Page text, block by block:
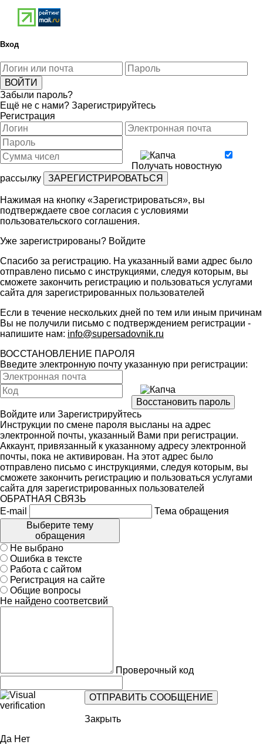
Вход
Забыли пароль?
Ещё не с нами? Зарегистрируйтесь
Регистрация
Получать новостную
рассылку
Нажимая на кнопку «Зарегистрироваться», вы
подтверждаете свое согласия с условиями
пользовательского соглашения.
Уже зарегистрированы? Войдите
Спасибо за регистрацию. На указанный вами адрес было
отправлено письмо с инструкциями, следуя которым, вы
сможете закончить регистрацию и пользоваться услугами
сайта для зарегистрированных пользователей
Если в течение нескольких дней по тем или иным причинам
Вы не получили письмо с подтверждением регистрации -
напишите нам: info@supersadovnik.ru
ВОССТАНОВЛЕНИЕ ПАРОЛЯ
Введите электронную почту указанную при регистрации:
Войдите или Зарегистрируйтесь
Инструкции по смене пароля высланы на адрес
электронной почты, указанный Вами при регистрации.
Аккаунт, привязанный к указанному адресу электронной
почты, пока не активирован. На этот адрес было
отправлено письмо с инструкциями, следуя которым, вы
сможете закончить регистрацию и пользоваться услугами
сайта для зарегистрированных пользователей
ОБРАТНАЯ СВЯЗЬ
E-mail
Тема обращения
Выберите тему
обращения
Не выбрано
Ошибка в тексте
Работа с сайтом
Регистрация на сайте
Общие вопросы
Не найдено соответсвий
Проверочный код
Закрыть
Да Нет